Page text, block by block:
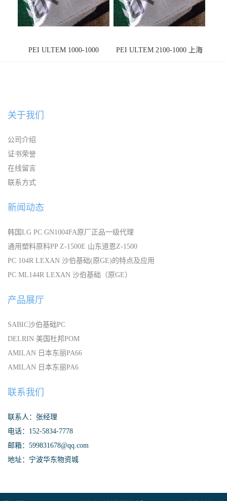
PEI ULTEM 1000-1000
PEI ULTEM 2100-1000 上海
关于我们
公司介绍
证书荣誉
在线留言
联系方式
新闻动态
韩国LG PC GN1004FA原厂正品一级代理
通用塑料原料PP Z-1500E 山东道恩Z-1500
PC 104R LEXAN 沙伯基础(原GE)的特点及应用
PC ML144R LEXAN 沙伯基础（原GE）
产品展厅
SABIC沙伯基础PC
DELRIN 美国杜邦POM
AMILAN 日本东丽PA66
AMILAN 日本东丽PA6
联系我们
联系人：张经理
电话：152-5834-7778
邮箱：599831678@qq.com
地址：宁波华东物资城